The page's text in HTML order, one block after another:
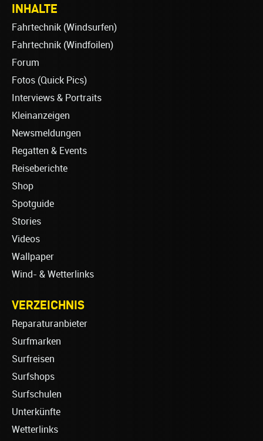
INHALTE
Fahrtechnik (Windsurfen)
Fahrtechnik (Windfoilen)
Forum
Fotos (Quick Pics)
Interviews & Portraits
Kleinanzeigen
Newsmeldungen
Regatten & Events
Reiseberichte
Shop
Spotguide
Stories
Videos
Wallpaper
Wind- & Wetterlinks
VERZEICHNIS
Reparaturanbieter
Surfmarken
Surfreisen
Surfshops
Surfschulen
Unterkünfte
Wetterlinks